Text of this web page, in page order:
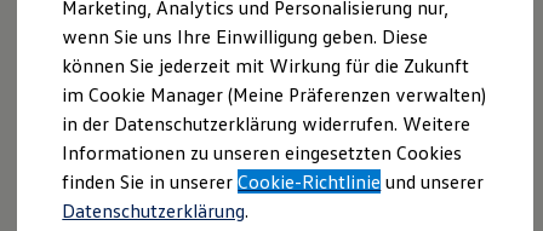
Sportwagen
Schnell verfügbare Fahrzeuge
Angebote und Produkte
Aktuelle Angebote
E-Auto-Förderung
Volkswagen Marktplatz
Die ENERGY Sondermodelle
Junge Gebrauchtwagen und Gebrauchtwagen
Volkswagen Zertifizierte Gebrauchtwagen
Elektromobilität bei Gebrauchtwagen
ENERGY-Design.
Marketing, Analytics und Personalisierung nur,
wenn Sie uns Ihre Einwilligung geben. Diese
können Sie jederzeit mit Wirkung für die Zukunft
im Cookie Manager (Meine Präferenzen verwalten)
in der Datenschutzerklärung widerrufen. Weitere
Informationen zu unseren eingesetzten Cookies
finden Sie in unsererCookie-Richtlinie und unserer
Datenschutzerklärung.